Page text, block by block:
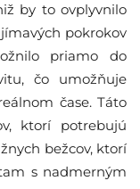
by to ovplyvnilo
pokrokov
priamo do
čo umožňuje
čase. Táto
ktorí potrebujú
bežcov, ktorí
s nadmerným